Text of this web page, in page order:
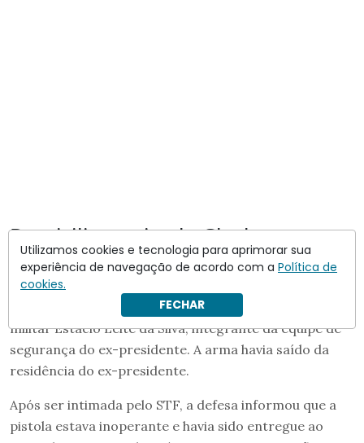
Domiciliar e pistola Glock
O episódio que levou à decisão ocorreu quando
policiais encontraram uma pistola
em um veículo conduzido pelo
militar Estácio Leite da Silva, integrante da equipe de
segurança do ex-presidente. A arma havia saído da
residência do ex-presidente.
Após ser intimada pelo STF, a defesa informou que a
pistola estava inoperante e havia sido entregue ao
Utilizamos cookies e tecnologia para aprimorar sua
experiência de navegação de acordo com a Política de
cookies.
FECHAR